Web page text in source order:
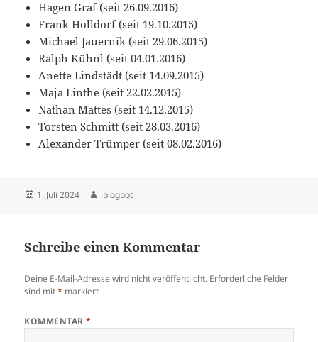
Hagen Graf (seit 26.09.2016)
Frank Holldorf (seit 19.10.2015)
Michael Jauernik (seit 29.06.2015)
Ralph Kühnl (seit 04.01.2016)
Anette Lindstädt (seit 14.09.2015)
Maja Linthe (seit 22.02.2015)
Nathan Mattes (seit 14.12.2015)
Torsten Schmitt (seit 28.03.2016)
Alexander Trümper (seit 08.02.2016)
Veröffentlicht
1. Juli 2024 Autor
iblogbot
Schreibe einen Kommentar
Deine E-Mail-Adresse wird nicht veröffentlicht. Erforderliche Felder
sind mit* markiert
KOMMENTAR*